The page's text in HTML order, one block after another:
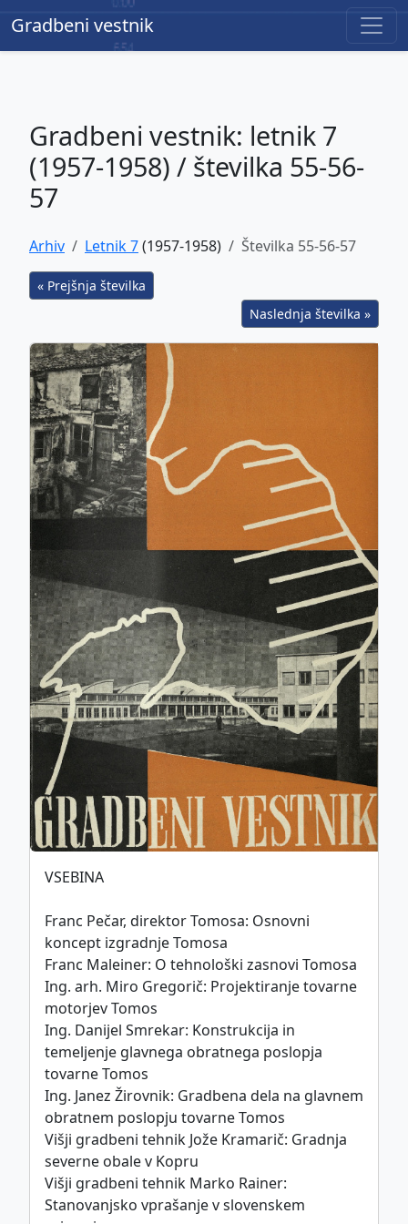
Gradbeni vestnik
Gradbeni vestnik
ISSN: 0017-2774
e-ISSN: 2536-4332
COBISS.SI-ID: 859140
UDK: 05:625
This work is licensed under
Politika piškotkov
©ZDGITS 1951-2026
Gradbeni vestnik: letnik 7
(1957-1958) / številka 55-56-
57
Arhiv Letnik 7(1957-1958) Številka 55-56-57
« Prejšnja številka
Naslednja številka »
VSEBINA
Franc Pečar, direktor Tomosa: Osnovni
koncept izgradnje Tomosa
Franc Maleiner: O tehnološki zasnovi Tomosa
Ing. arh. Miro Gregorič: Projektiranje tovarne
motorjev Tomos
Ing. Danijel Smrekar: Konstrukcija in
temeljenje glavnega obratnega poslopja
tovarne Tomos
Ing. Janez Žirovnik: Gradbena dela na glavnem
obratnem poslopju tovarne Tomos
Višji gradbeni tehnik Jože Kramarič: Gradnja
severne obale v Kopru
Višji gradbeni tehnik Marko Rainer:
Stanovanjsko vprašanje v slovenskem